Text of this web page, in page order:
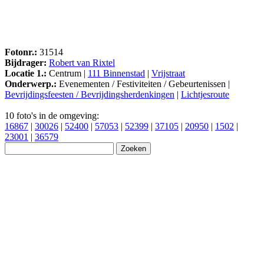
Fotonr.: 31514
Bijdrager: Robert van Rixtel
Locatie 1.: Centrum | 111 Binnenstad | Vrijstraat
Onderwerp.: Evenementen / Festiviteiten / Gebeurtenissen |
Bevrijdingsfeesten / Bevrijdingsherdenkingen | Lichtjesroute
10 foto's in de omgeving:
16867 | 30026 | 52400 | 57053 | 52399 | 37105 | 20950 | 1502 |
23001 | 36579